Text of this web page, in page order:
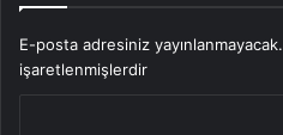
E-posta adresiniz yayınlanmayacak.
işaretlenmişlerdir